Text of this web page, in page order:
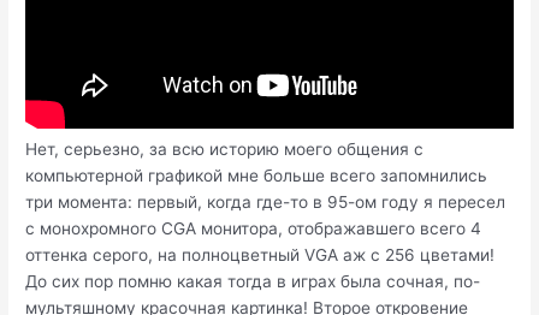
Нет, серьезно, за всю историю моего общения с
компьютерной графикой мне больше всего запомнились
три момента: первый, когда где-то в 95-ом году я пересел
с монохромного CGA монитора, отображавшего всего 4
оттенка серого, на полноцветный VGA аж с 256 цветами!
До сих пор помню какая тогда в играх была сочная, по-
мультяшному красочная картинка! Второе откровение